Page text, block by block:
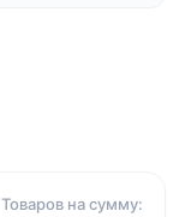
Товаров на сумму: